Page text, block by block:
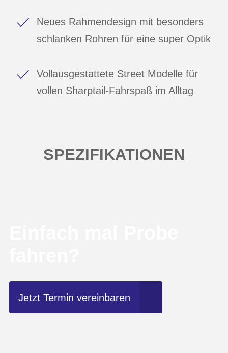
Neues Rahmendesign mit besonders
schlanken Rohren für eine super Optik
Vollausgestattete Street Modelle für
vollen Sharptail-Fahrspaß im Alltag
SPEZIFIKATIONEN
Jetzt Termin vereinbaren